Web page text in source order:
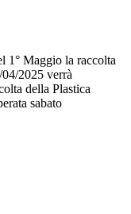
1° Maggio la raccolta
2025 verrà
della Plastica
sabato